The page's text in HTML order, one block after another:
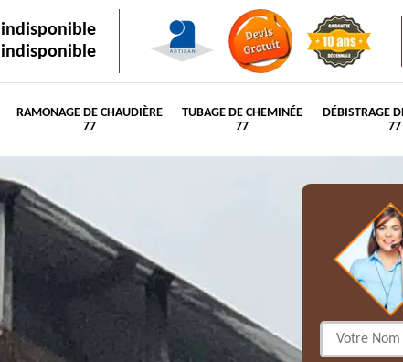
indisponible
indisponible
RAMONAGE DE CHAUDIÈRE
77
TUBAGE DE CHEMINÉE
77
DÉBISTRAGE
77